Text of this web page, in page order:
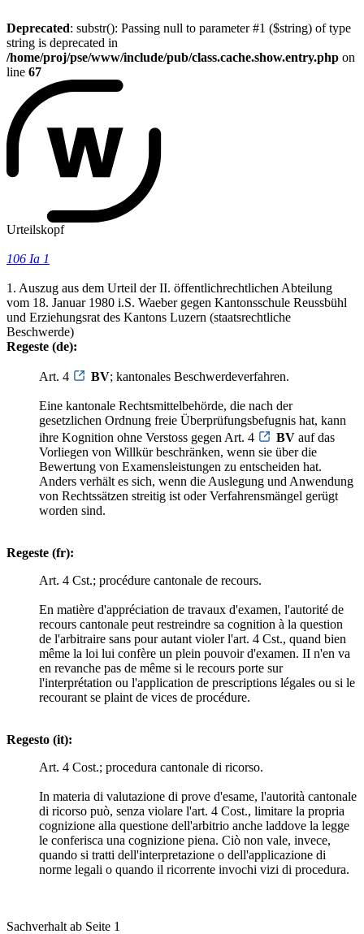
Deprecated: substr(): Passing null to parameter #1 ($string) of type
string is deprecated in
/home/proj/pse/www/include/pub/class.cache.show.entry.php on
line 67
Urteilskopf
106 Ia 1
1. Auszug aus dem Urteil der II. öffentlichrechtlichen Abteilung
vom 18. Januar 1980 i.S. Waeber gegen Kantonsschule Reussbühl
und Erziehungsrat des Kantons Luzern (staatsrechtliche
Beschwerde)
Regeste (de):
Art. 4 BV; kantonales Beschwerdeverfahren.
Eine kantonale Rechtsmittelbehörde, die nach der
gesetzlichen Ordnung freie Überprüfungsbefugnis hat, kann
ihre Kognition ohne Verstoss gegen Art. 4
BV auf das
Vorliegen von Willkür beschränken, wenn sie über die
Bewertung von Examensleistungen zu entscheiden hat.
Anders verhält es sich, wenn die Auslegung und Anwendung
von Rechtssätzen streitig ist oder Verfahrensmängel gerügt
worden sind.
Regeste (fr):
Art. 4 Cst.; procédure cantonale de recours.
En matière d'appréciation de travaux d'examen, l'autorité de
recours cantonale peut restreindre sa cognition à la question
de l'arbitraire sans pour autant violer l'art. 4 Cst., quand bien
même la loi lui confère un plein pouvoir d'examen. II n'en va
en revanche pas de même si le recours porte sur
l'interprétation ou l'application de prescriptions légales ou si le
recourant se plaint de vices de procédure.
Regesto (it):
Art. 4 Cost.; procedura cantonale di ricorso.
In materia di valutazione di prove d'esame, l'autorità cantonale
di ricorso può, senza violare l'art. 4 Cost., limitare la propria
cognizione alla questione dell'arbitrio anche laddove la legge
le conferisca una cognizione piena. Ciò non vale, invece,
quando si tratti dell'interpretazione o dell'applicazione di
norme legali o quando il ricorrente invochi vizi di procedura.
Sachverhalt ab Seite 1